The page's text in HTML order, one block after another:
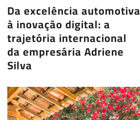
Da excelência automotiva
à inovação digital: a
trajetória internacional
da empresária Adriene
Silva